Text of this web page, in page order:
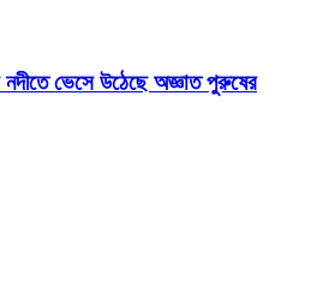
নদীতে ভেসে উঠেছে অজ্ঞাত পুরুষের